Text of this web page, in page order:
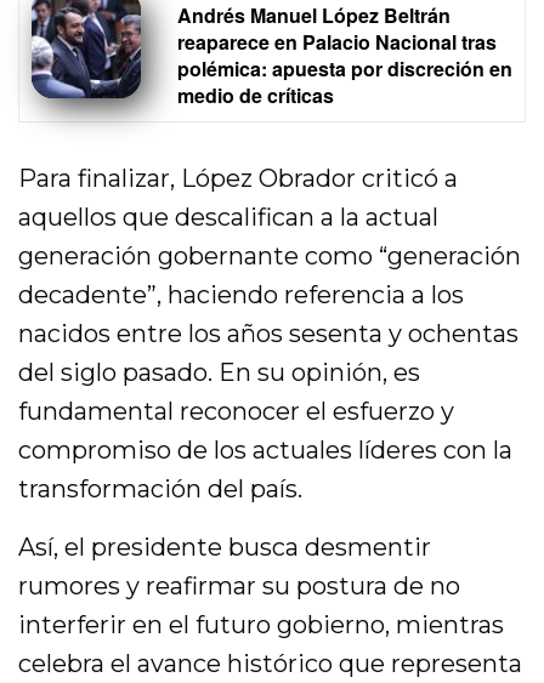
Andrés Manuel López Beltrán
reaparece en Palacio Nacional tras
polémica: apuesta por discreción en
medio de críticas
Para finalizar, López Obrador criticó a
aquellos que descalifican a la actual
generación gobernante como “generación
decadente”, haciendo referencia a los
nacidos entre los años sesenta y ochentas
del siglo pasado. En su opinión, es
fundamental reconocer el esfuerzo y
compromiso de los actuales líderes con la
transformación del país.
Así, el presidente busca desmentir
rumores y reafirmar su postura de no
interferir en el futuro gobierno, mientras
celebra el avance histórico que representa